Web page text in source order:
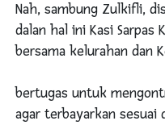
Nah, sambung Zulkifli,
dalan hal ini Kasi Sarpas
bersama kelurahan dan
bertugas untuk
agar terbayarkan sesuai